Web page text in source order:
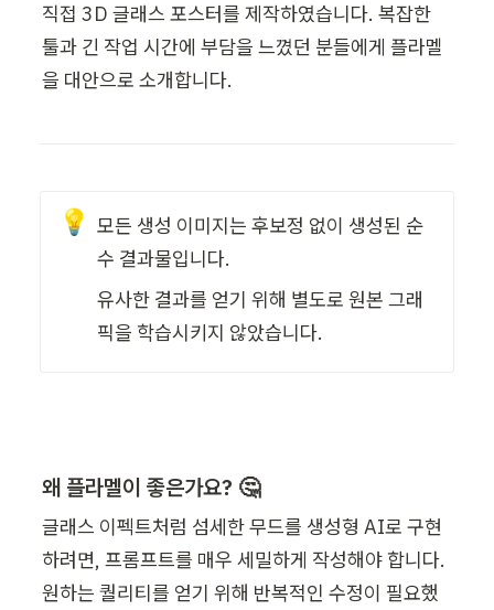
직접 3D 글래스 포스터를 제작하였습니다. 복잡한
툴과 긴 작업 시간에 부담을 느꼈던 분들에게 플라멜
을 대안으로 소개합니다.
💡 모든 생성 이미지는 후보정 없이 생성된 순
수 결과물입니다.
유사한 결과를 얻기 위해 별도로 원본 그래
픽을 학습시키지 않았습니다.
왜 플라멜이 좋은가요? 🤔
글래스 이펙트처럼 섬세한 무드를 생성형 AI로 구현
하려면, 프롬프트를 매우 세밀하게 작성해야 합니다.
원하는 퀄리티를 얻기 위해 반복적인 수정이 필요했